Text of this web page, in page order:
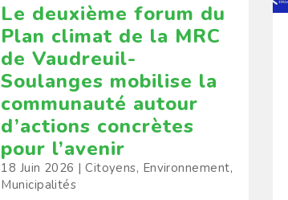
Le deuxième forum du
Plan climat de la MRC
de Vaudreuil-
Soulanges mobilise la
communauté autour
d’actions concrètes
pour l’avenir
18 Juin 2026 |Citoyens, Environnement,
Municipalités